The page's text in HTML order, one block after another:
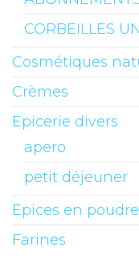
CORBEILLES
Cosmétiques
Crèmes
Epicerie divers
apero
petit déjeuner
Epices en poudre
Farines